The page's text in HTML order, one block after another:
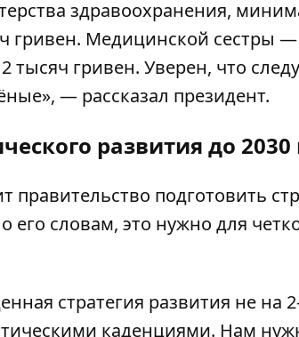
здравоохранения,
гривен. Медицинской сестры —
тысяч гривен. Уверен, что
— рассказал президент.
развития до 2030
правительство подготовить
его словам, это нужно для
стратегия развития не на
каденциями. Нам